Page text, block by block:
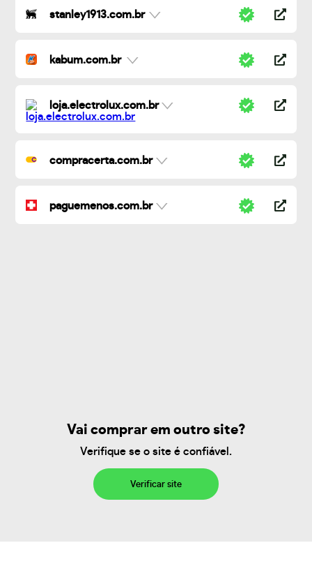
stanley1913.com.br
kabum.com.br
loja.electrolux.com.br
compracerta.com.br
paguemenos.com.br
Vai comprar em outro site?
Verifique se o site é confiável.
Verificar site